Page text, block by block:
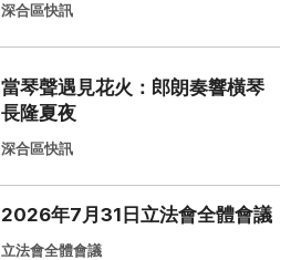
深合區快訊
當琴聲遇見花火：郎朗奏響橫琴
長隆夏夜
深合區快訊
2026年7月31日立法會全體會議
立法會全體會議